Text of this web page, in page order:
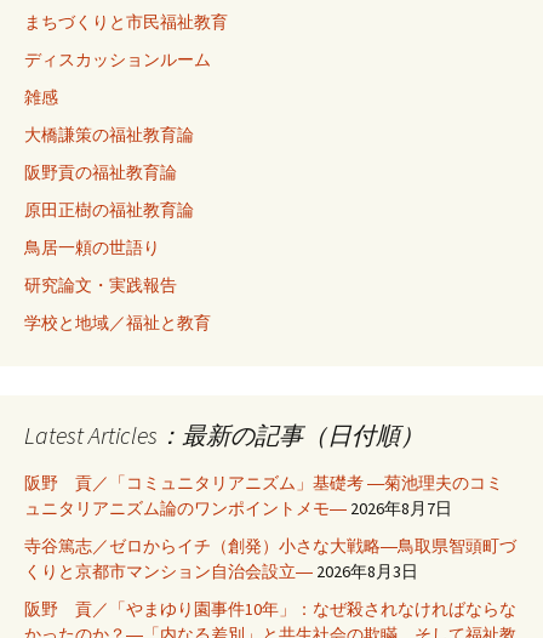
まちづくりと市民福祉教育
ディスカッションルーム
雑感
大橋謙策の福祉教育論
阪野貢の福祉教育論
原田正樹の福祉教育論
鳥居一頼の世語り
研究論文・実践報告
学校と地域／福祉と教育
Latest Articles：最新の記事（日付順）
阪野 貢／「コミュニタリアニズム」基礎考 ―菊池理夫のコミ
ュニタリアニズム論のワンポイントメモ― 2026年8月7日
寺谷篤志／ゼロからイチ（創発）小さな大戦略―鳥取県智頭町づ
くりと京都市マンション自治会設立― 2026年8月3日
阪野 貢／「やまゆり園事件10年」：なぜ殺されなければならな